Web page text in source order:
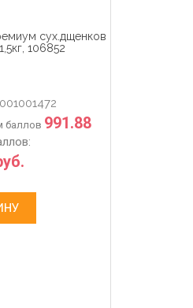
сух.дщенков
106852
баллов 991.88